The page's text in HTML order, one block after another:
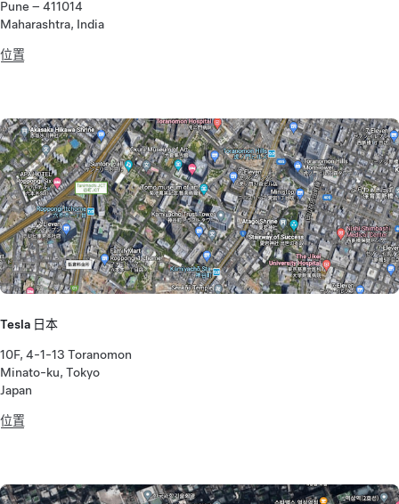
Pune – 411014
Maharashtra, India
位置
Tesla 日本
10F, 4-1-13 Toranomon
Minato-ku, Tokyo
Japan
位置